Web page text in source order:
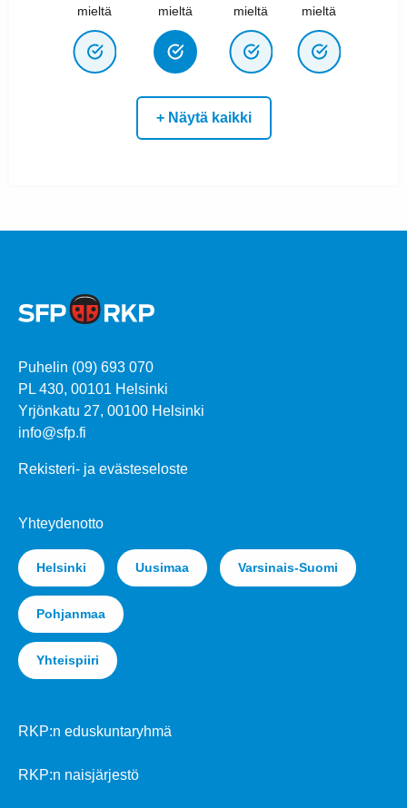
mieltä
mieltä
mieltä
mieltä
+ Näytä kaikki
Puhelin (09) 693 070
PL 430, 00101 Helsinki
Yrjönkatu 27, 00100 Helsinki
info@sfp.fi
Rekisteri- ja evästeseloste
Yhteydenotto
Helsinki Uusimaa Varsinais-Suomi
Pohjanmaa
Yhteispiiri
RKP:n eduskuntaryhmä
RKP:n naisjärjestö